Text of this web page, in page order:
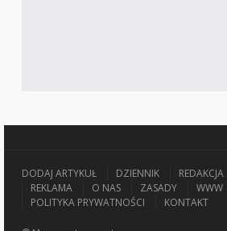
DODAJ ARTYKUŁ DZIENNIK REDAKCJA
REKLAMA
O NAS ZASADY WWW
POLITYKA PRYWATNOŚCI
KONTAKT